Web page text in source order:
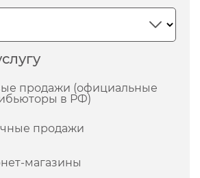
продажи (официальные
в РФ)
продажи
магазины